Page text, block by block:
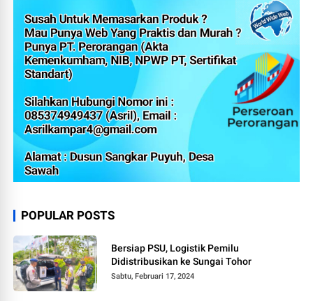
POPULAR POSTS
Bersiap PSU, Logistik Pemilu
Didistribusikan ke Sungai Tohor
Sabtu, Februari 17, 2024